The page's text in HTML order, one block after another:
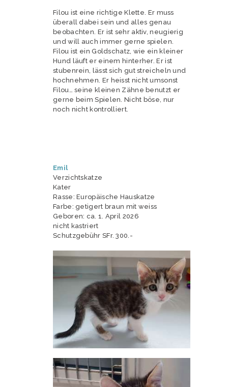
Filou ist eine richtige Klette. Er muss
überall dabei sein und alles genau
beobachten. Er ist sehr aktiv, neugierig
und will auch immer gerne spielen.
Filou ist ein Goldschatz, wie ein kleiner
Hund läuft er einem hinterher. Er ist
stubenrein, lässt sich gut streicheln und
hochnehmen. Er heisst nicht umsonst
Filou… seine kleinen Zähne benutzt er
gerne beim Spielen. Nicht böse, nur
noch nicht kontrolliert.
Emil
Verzichtskatze
Kater
Rasse: Europäische Hauskatze
Farbe: getigert braun mit weiss
Geboren: ca. 1. April 2026
nicht kastriert
Schutzgebühr SFr. 300.-